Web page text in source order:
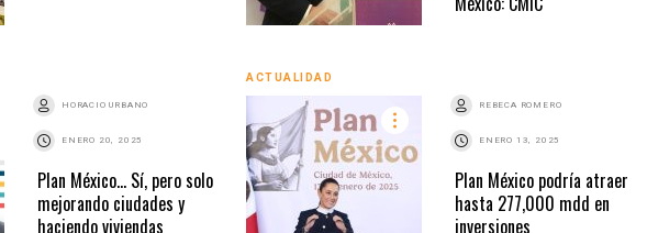
HORACIO URBANO
ENERO 20, 2025
Plan México… Sí, pero solo
mejorando ciudades y
haciendo viviendas
ACTUALIDAD
REBECA ROMERO
ENERO 13, 2025
Plan México podría atraer
hasta 277,000 mdd en
inversiones